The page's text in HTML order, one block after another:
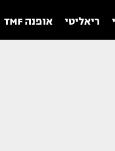
ריאליטי אופנה TMF